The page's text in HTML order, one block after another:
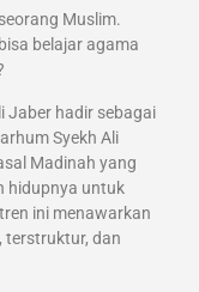
Muslim.
belajar agama
Jaber hadir sebagai
Syekh Ali
Madinah yang
hidupnya untuk
ini menawarkan
terstruktur, dan